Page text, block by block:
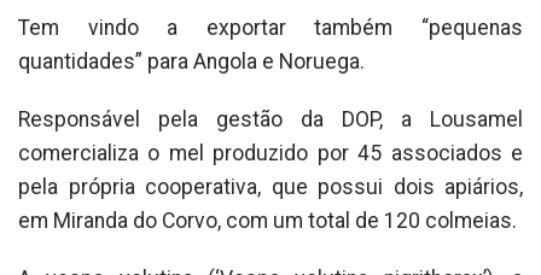
Tem vindo a exportar também “pequenas
quantidades” para Angola e Noruega.
Responsável pela gestão da DOP, a Lousamel
comercializa o mel produzido por 45 associados e
pela própria cooperativa, que possui dois apiários,
em Miranda do Corvo, com um total de 120 colmeias.